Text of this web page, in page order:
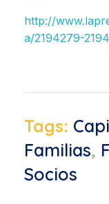
http://
a/2194279-
Tags:
Familias,
Socios